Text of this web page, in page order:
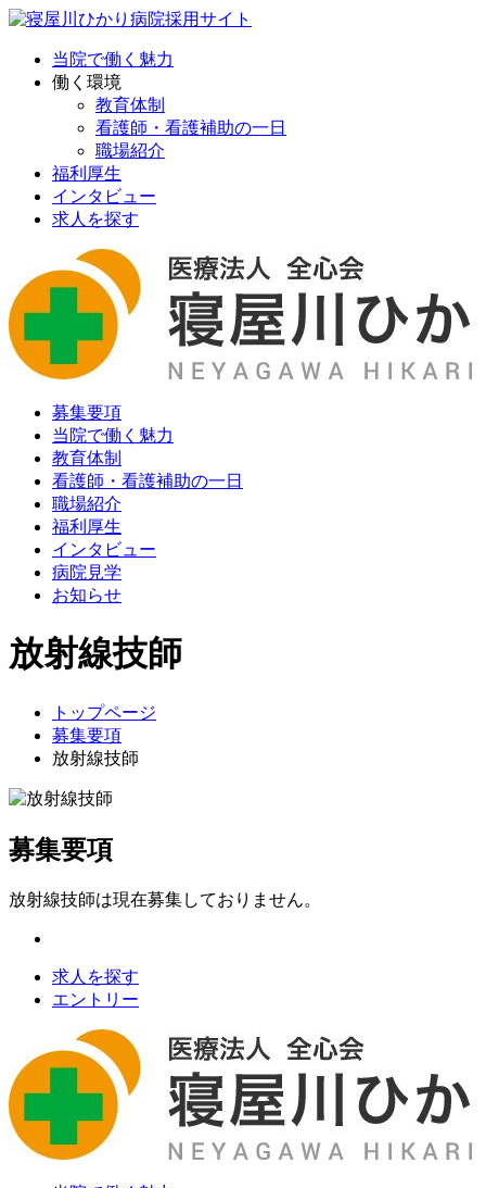
当院で働く魅力
働く環境
教育体制
看護師・看護補助の一日
職場紹介
福利厚生
インタビュー
求人を探す
募集要項
当院で働く魅力
教育体制
看護師・看護補助の一日
職場紹介
福利厚生
インタビュー
病院見学
お知らせ
放射線技師
トップページ
募集要項
放射線技師
募集要項
放射線技師は現在募集しておりません。
求人を探す
エントリー